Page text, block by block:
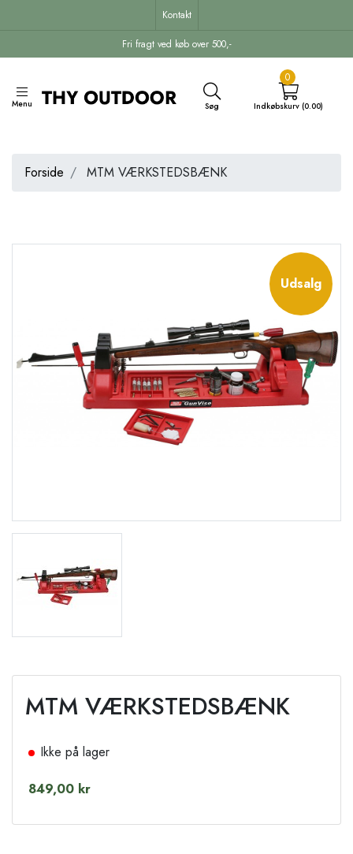
Fri fragt ved køb over 500,-
Kontakt
Menu Søg
0
Indkøbskurv (0.00)
Forside MTM VÆRKSTEDSBÆNK
Udsalg
MTM VÆRKSTEDSBÆNK
Ikke på lager
849,00 kr